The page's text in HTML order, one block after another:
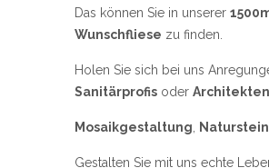
Das können Sie in unserer
Wunschfliese zu finden.
Holen Sie sich bei uns
Sanitärprofis oder Architekten
Mosaikgestaltung
Gestalten Sie mit uns echte